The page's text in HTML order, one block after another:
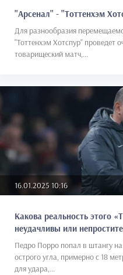
"Арсенал" - "Тоттенхэм
Для разнообразия
"Тоттенхэм Хотспур" проведет
товарищеский матч,...
16.01.2025 10:16
Какова реальность этого
неудачливы или
Педро Порро попал в штангу
острого угла, примерно с 18
для удара,...